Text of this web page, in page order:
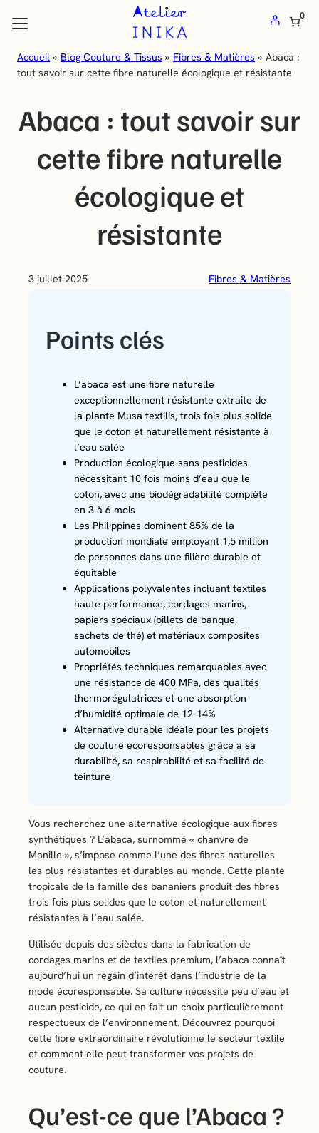
Atelier
Inika
:
Vente
tissus
au
mètre
et
mercerie
en
0
flèches haut et bas pour évaluer entrer pour aller à la page
Accueil » Blog Couture & Tissus » Fibres & Matières » Abaca :
tout savoir sur cette fibre naturelle écologique et résistante
Abaca : tout savoir sur
cette fibre naturelle
écologique et
résistante
3 juillet 2025 Fibres & Matières
Points clés
L’abaca est une fibre naturelle
exceptionnellement résistante extraite de
la plante Musa textilis, trois fois plus solide
que le coton et naturellement résistante à
l’eau salée
Production écologique sans pesticides
nécessitant 10 fois moins d’eau que le
coton, avec une biodégradabilité complète
en 3 à 6 mois
Les Philippines dominent 85% de la
production mondiale employant 1,5 million
de personnes dans une filière durable et
équitable
Applications polyvalentes incluant textiles
haute performance, cordages marins,
papiers spéciaux (billets de banque,
sachets de thé) et matériaux composites
automobiles
Propriétés techniques remarquables avec
une résistance de 400 MPa, des qualités
thermorégulatrices et une absorption
d’humidité optimale de 12-14%
Alternative durable idéale pour les projets
de couture écoresponsables grâce à sa
durabilité, sa respirabilité et sa facilité de
teinture
Vous recherchez une alternative écologique aux fibres
synthétiques ? L’abaca, surnommé « chanvre de
Manille », s’impose comme l’une des fibres naturelles
les plus résistantes et durables au monde. Cette plante
tropicale de la famille des bananiers produit des fibres
trois fois plus solides que le coton et naturellement
résistantes à l’eau salée.
Utilisée depuis des siècles dans la fabrication de
cordages marins et de textiles premium, l’abaca connaît
aujourd’hui un regain d’intérêt dans l’industrie de la
mode écoresponsable. Sa culture nécessite peu d’eau et
aucun pesticide, ce qui en fait un choix particulièrement
respectueux de l’environnement. Découvrez pourquoi
cette fibre extraordinaire révolutionne le secteur textile
et comment elle peut transformer vos projets de
couture.
Qu’est-ce que l’Abaca ?